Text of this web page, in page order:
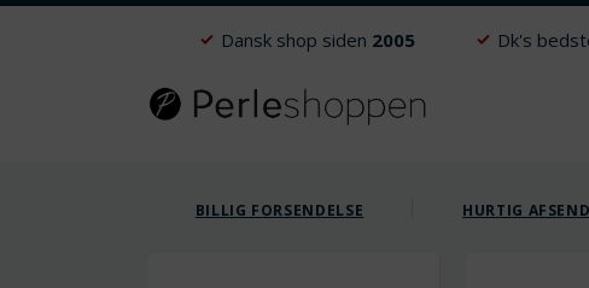
Dansk shop siden 2005 Dk's
BILLIG FORSENDELSE HURTIG